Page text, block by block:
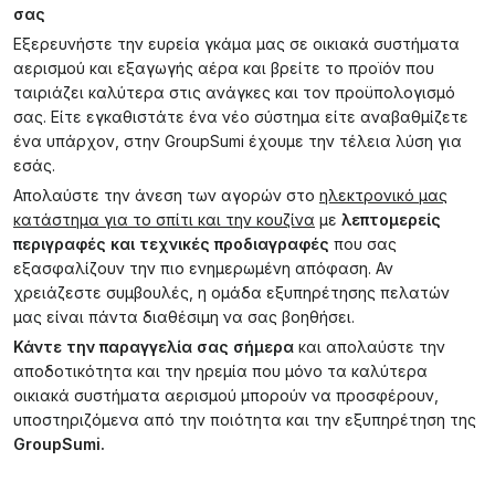
σας
Εξερευνήστε την ευρεία γκάμα μας σε οικιακά συστήματα
αερισμού και εξαγωγής αέρα και βρείτε το προϊόν που
ταιριάζει καλύτερα στις ανάγκες και τον προϋπολογισμό
σας. Είτε εγκαθιστάτε ένα νέο σύστημα είτε αναβαθμίζετε
ένα υπάρχον, στην GroupSumi έχουμε την τέλεια λύση για
εσάς.
Απολαύστε την άνεση των αγορών στο ηλεκτρονικό μας
κατάστημα για το σπίτι και την κουζίνα με λεπτομερείς
περιγραφές και τεχνικές προδιαγραφές που σας
εξασφαλίζουν την πιο ενημερωμένη απόφαση. Αν
χρειάζεστε συμβουλές, η ομάδα εξυπηρέτησης πελατών
μας είναι πάντα διαθέσιμη να σας βοηθήσει.
Κάντε την παραγγελία σας σήμερα και απολαύστε την
αποδοτικότητα και την ηρεμία που μόνο τα καλύτερα
οικιακά συστήματα αερισμού μπορούν να προσφέρουν,
υποστηριζόμενα από την ποιότητα και την εξυπηρέτηση της
GroupSumi.